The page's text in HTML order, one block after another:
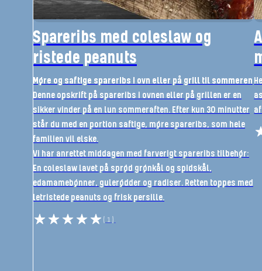
Spareribs med coleslaw og
ristede peanuts
Møre og saftige spareribs i ovn eller på grill til sommeren
Denne opskrift på spareribs i ovnen eller på grillen er en
sikker vinder på en lun sommeraften. Efter kun 30 minutter
står du med en portion saftige, møre spareribs, som hele
familien vil elske.
Vi har anrettet middagen med farverigt spareribs tilbehør:
En coleslaw lavet på sprød grønkål og spidskål,
edamamebønner, gulerødder og radiser. Retten toppes med
letristede peanuts og frisk persille.
(1)